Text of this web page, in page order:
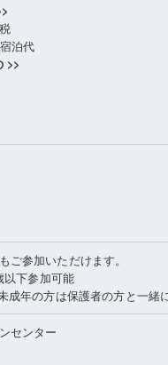
泊代
>>
ご参加いただけます。
以下参加可能
年の方は保護者の方と一緒
センター